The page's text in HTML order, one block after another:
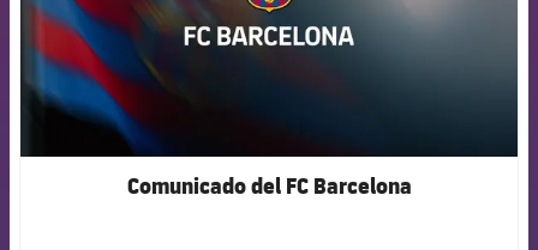
Comunicado del FC Barcelona